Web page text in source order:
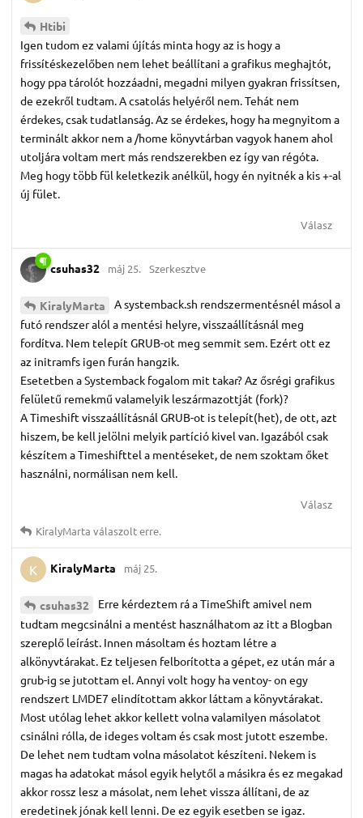
Htibi
Igen tudom ez valami újítás minta hogy az is hogy a
frissítéskezelőben nem lehet beállítani a grafikus meghajtót,
hogy ppa tárolót hozzáadni, megadni milyen gyakran frissítsen,
de ezekről tudtam. A csatolás helyéről nem. Tehát nem
érdekes, csak tudatlanság. Az se érdekes, hogy ha megnyitom a
terminált akkor nem a /home könyvtárban vagyok hanem ahol
utoljára voltam mert más rendszerekben ez így van régóta.
Meg hogy több fül keletkezik anélkül, hogy én nyitnék a kis +-al
új fület.
Válasz
csuhas32 máj 25. Szerkesztve
KiralyMarta
A systemback.sh rendszermentésnél másol a
futó rendszer alól a mentési helyre, visszaállításnál meg
fordítva. Nem telepít GRUB-ot meg semmit sem. Ezért ott ez
az initramfs igen furán hangzik.
Esetetben a Systemback fogalom mit takar? Az ősrégi grafikus
felületű remekmű valamelyik leszármazottját (fork)?
A Timeshift visszaállításnál GRUB-ot is telepít(het), de ott, azt
hiszem, be kell jelölni melyik partíció kivel van. Igazából csak
készítem a Timeshifttel a mentéseket, de nem szoktam őket
használni, normálisan nem kell.
Válasz
KiralyMarta válaszolt erre.
K KiralyMarta máj 25.
csuhas32
Erre kérdeztem rá a TimeShift amivel nem
tudtam megcsinálni a mentést használhatom az itt a Blogban
szereplő leírást. Innen másoltam és hoztam létre a
alkönyvtárakat. Ez teljesen felborította a gépet, ez után már a
grub-ig se jutottam el. Annyi volt hogy ha ventoy- on egy
rendszert LMDE7 elindítottam akkor láttam a könyvtárakat.
Most utólag lehet akkor kellett volna valamilyen másolatot
csinálni rólla, de ideges voltam és csak most jutott eszembe.
De lehet nem tudtam volna másolatot készíteni. Nekem is
magas ha adatokat másol egyik helytől a másikra és ez megakad
akkor rossz lesz a másolat, nem lehet vissza állítani, de az
eredetinek jónak kell lenni. De ez egyik esetben se igaz.